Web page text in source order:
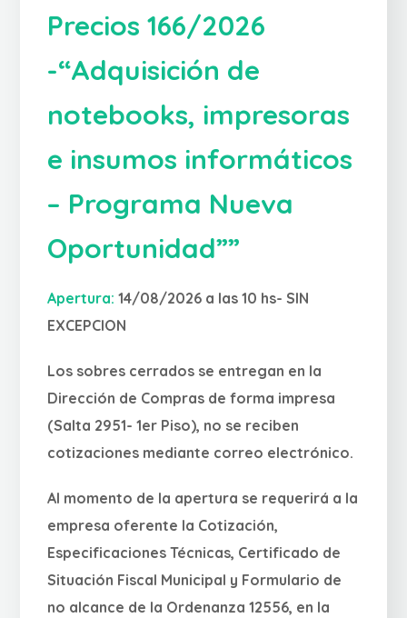
Precios 166/2026
-“Adquisición de
notebooks, impresoras
e insumos informáticos
– Programa Nueva
Oportunidad””
Apertura: 14/08/2026 a las 10 hs- SIN
EXCEPCION
Los sobres cerrados se entregan en la
Dirección de Compras de forma impresa
(Salta 2951- 1er Piso), no se reciben
cotizaciones mediante correo electrónico.
Al momento de la apertura se requerirá a la
empresa oferente la Cotización,
Especificaciones Técnicas, Certificado de
Situación Fiscal Municipal y Formulario de
no alcance de la Ordenanza 12556, en la